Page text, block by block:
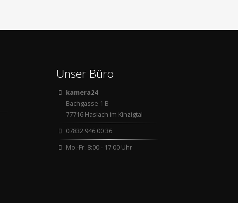
Unser Büro
kamera24
Bachgasse 1 B
77716 Haslach im Kinzigtal
07832 946 00 36
Mo.-Fr. 8:00 - 17:00 Uhr